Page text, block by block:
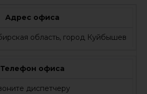
Адрес офиса
область, город Куйбышев
Телефон офиса
диспетчеру